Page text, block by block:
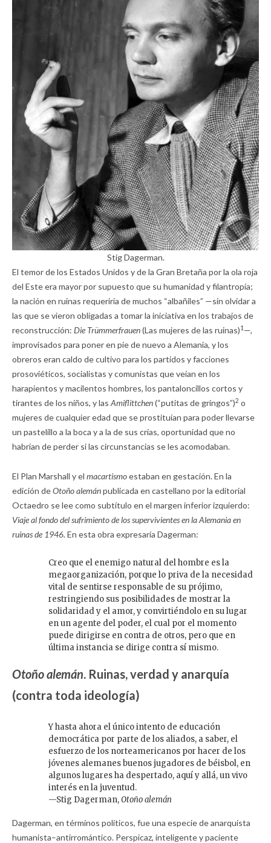
Stig Dagerman.
El temor de los Estados Unidos y de la Gran Bretaña por la ola roja
del Este era mayor por supuesto que su humanidad y filantropía;
la nación en ruinas requeriría de muchos “albañiles” —sin olvidar a
las que se vieron obligadas a tomar la iniciativa en los trabajos de
reconstrucción: Die Trümmerfrauen(Las mujeres de las ruinas)1 —,
improvisados para poner en pie de nuevo a Alemania, y los
obreros eran caldo de cultivo para los partidos y facciones
prosoviéticos, socialistas y comunistas que veían en los
harapientos y macilentos hombres, los pantaloncillos cortos y
tirantes de los niños, y las Amiflittchen(“putitas de gringos”)2 o
mujeres de cualquier edad que se prostituían para poder llevarse
un pastelillo a la boca y a la de sus crías, oportunidad que no
habrían de perder si las circunstancias se les acomodaban.
El Plan Marshall y el macartismoestaban en gestación. En la
edición deOtoño alemánpublicada en castellano por la editorial
Octaedro se lee como subtítulo en el margen inferior izquierdo:
Viaje al fondo del sufrimiento de los supervivientes en la Alemania en
ruinas de 1946. En esta obra expresaría Dagerman:
Creo que el enemigo natural del hombre es la
megaorganización, porque lo priva de la necesidad
vital de sentirse responsable de su prójimo,
restringiendo sus posibilidades de mostrar la
solidaridad y el amor, y convirtiéndolo en su lugar
en un agente del poder, el cual por el momento
puede dirigirse en contra de otros, pero que en
última instancia se dirige contra sí mismo.
Otoño alemán. Ruinas, verdad y anarquía
(contra toda ideología)
Y hasta ahora el único intento de educación
democrática por parte de los aliados, a saber, el
esfuerzo de los norteamericanos por hacer de los
jóvenes alemanes buenos jugadores de béisbol, en
algunos lugares ha despertado, aquí y allá, un vivo
interés en la juventud.
—Stig Dagerman,Otoño alemán
Dagerman, en términos políticos, fue una especie de anarquista
humanista–antirromántico. Perspicaz, inteligente y paciente